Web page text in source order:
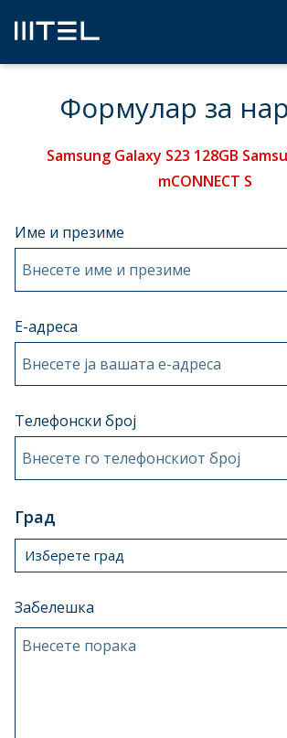
Формулар за
Samsung Galaxy S23 128GB
mCONNECT S
Име и презиме
Внесете име и презиме
Е-адреса
Внесете ја вашата e-адреса
Телефонски број
Внесете го телефонскиот број
Град
Изберете град
Забелешка
Внесете порака